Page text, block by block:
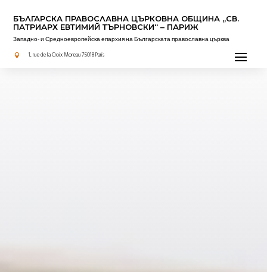
БЪЛГАРСКА ПРАВОСЛАВНА ЦЪРКОВНА OБЩИНА „СВ.
ПАТРИАРХ ЕВТИМИЙ ТЪРНОВСКИ“ – ПАРИЖ
Западно- и Средноевропейска епархия на Българската православна църква
 1, rue de la Croix Moreau 75018 Paris
Прочетено за вас